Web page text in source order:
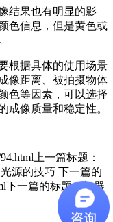
结果也有明显的影
色信息，但是黄色或
据具体的使用场景
像距离、被拍摄物体
色等因素，可以选择
成像质量和稳定性。
上一篇标题：
源的技巧 下一篇的
下一篇的标题：机器